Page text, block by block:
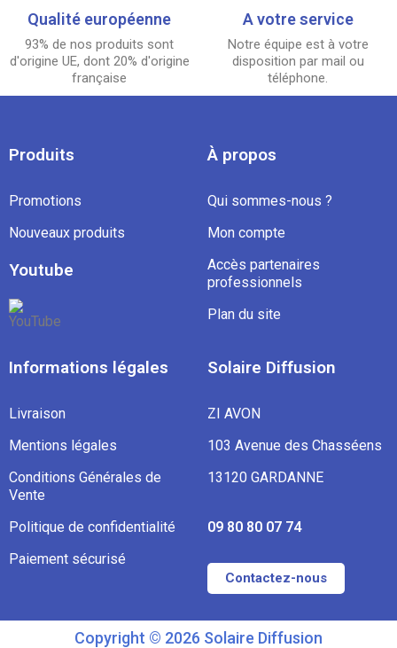
(4 avis)
Qualité européenne
93% de nos produits sont
d'origine UE, dont 20% d'origine
française
A votre service
Notre équipe est à votre
disposition par mail ou
téléphone.
Produits
Promotions
Nouveaux produits
Youtube
À propos
Qui sommes-nous ?
Mon compte
Accès partenaires
professionnels
Plan du site
Informations légales
Livraison
Mentions légales
Conditions Générales de
Vente
Politique de confidentialité
Paiement sécurisé
Solaire Diffusion
ZI AVON
103 Avenue des Chasséens
13120 GARDANNE
09 80 80 07 74
Contactez-nous
Copyright © 2026 Solaire Diffusion